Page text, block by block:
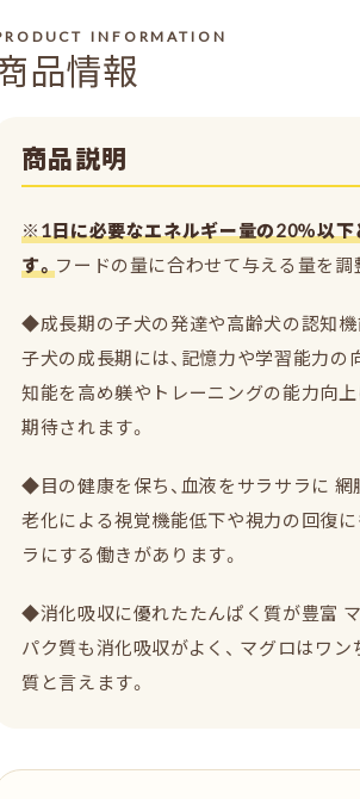
INFORMATION
品情報
商品説明
※1日に必要なエネルギー量の20％以
す。フードの量に合わせて与える量を調
◆成長期の子犬の発達や高齢犬の認知
子犬の成長期には、記憶力や学習能力の
知能を高め躾やトレーニングの能力向
期待されます。
◆目の健康を保ち、血液をサラサラに 網
老化による視覚機能低下や視力の回復
ラにする働きがあります。
◆消化吸収に優れたたんぱく質が豊富
パク質も消化吸収がよく、 マグロはワ
質と言えます。